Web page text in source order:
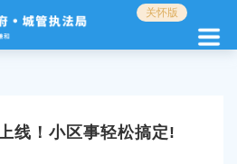
关怀版
线！小区事轻松搞定!